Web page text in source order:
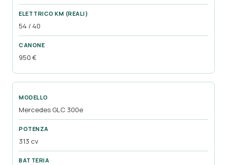
54 / 40
950 €
Mercedes GLC 300e
313 cv